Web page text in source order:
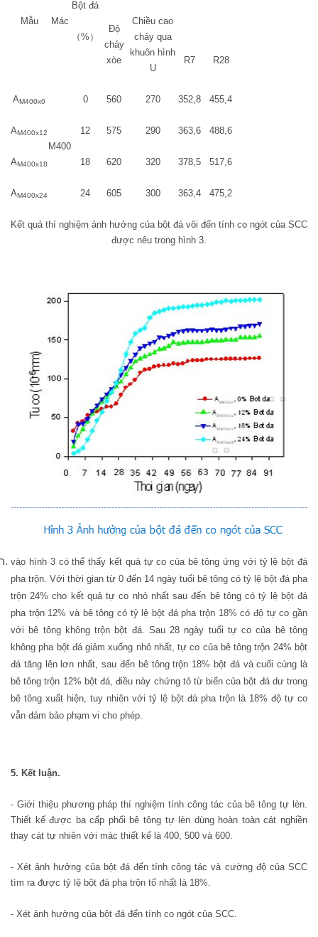
Mẫu Mác
Bột đá
（% ）
Độ
chảy
xòe
Chiều cao
chảy qua
khuôn hình
U
R7 R28
AM400x0
M400
0 560 270 352,8 455,4
AM400x12 12 575 290 363,6 488,6
AM400x18 18 620 320 378,5 517,6
AM400x24 24 605 300 363,4 475,2
Kết quả thí nghiệm ảnh hưởng của bột đá vôi đến tính co ngót của SCC
được nêu trong hình 3.
vào hình 3 có thể thấy kết quả tự co của bê tông ứng với tỷ lệ bột đá
pha trộn. Với thời gian từ 0 đến 14 ngày tuổi bê tông có tỷ lệ bột đá pha
trộn 24% cho kết quả tự co nhỏ nhất sau đến bê tông có tỷ lệ bột đá
pha trộn 12% và bê tông có tỷ lệ bột đá pha trộn 18% có độ tự co gần
với bê tông không trộn bột đá. Sau 28 ngày tuổi tự co của bê tông
không pha bột đá giảm xuống nhỏ nhất, tự co của bê tông trộn 24% bột
đá tăng lên lơn nhất, sau đến bê tông trộn 18% bột đá và cuối cùng là
bê tông trộn 12% bột đá, điều này chứng tỏ từ biến của bột đá dư trong
bê tông xuất hiện, tuy nhiên với tỷ lệ bột đá pha trộn là 18% độ tự co
vẫn đảm bảo phạm vi cho phép.
5. Kết luận.
- Giới thiệu phương pháp thí nghiệm tính công tác của bê tông tự lèn.
Thiết kế được bacấp phối bê tông tự lèn dùng hoàn toàn cát nghiền
thay cát tự nhiên với mác thiết kế là 400, 500 và 600
- Xét ảnh hưởng của bột đá đến tính công tác và cường độ của SCC
tìm ra được tỷ lệ bột đá pha trộn tố nhất là 18%.
- Xét ảnh hưởng của bột đá đến tính co ngót của SCC.